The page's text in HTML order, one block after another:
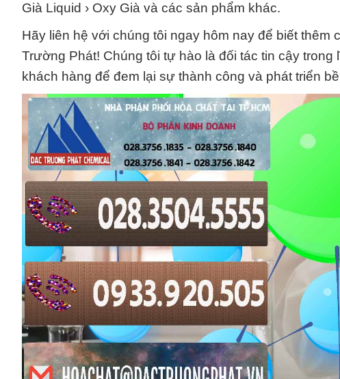
Già Liquid › Oxy Già và các sản phẩm khác.
Hãy liên hệ với chúng tôi ngay hôm nay để biết
Trường Phát! Chúng tôi tự hào là đối tác tin cậy
khách hàng để đem lại sự thành công và phát triển